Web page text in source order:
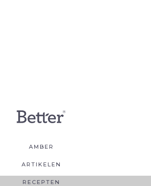
AMBER
ARTIKELEN
RECEPTEN